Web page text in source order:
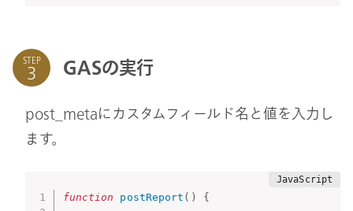
STEP GASの実行
post_metaにカスタムフィールド名と値を入力し
ます。
function postReport ( ) {